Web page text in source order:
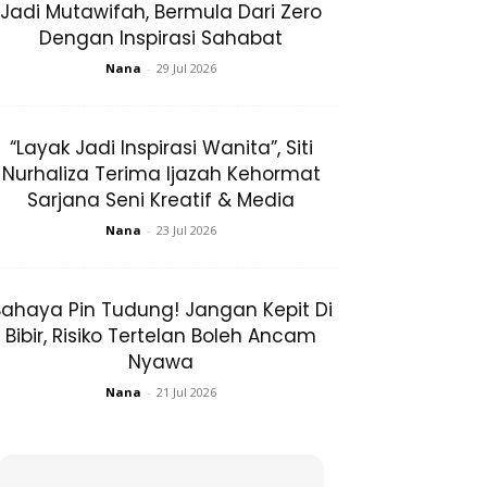
Jadi Mutawifah, Bermula Dari Zero
Dengan Inspirasi Sahabat
Nana - 29 Jul 2026
“Layak Jadi Inspirasi Wanita”, Siti
Nurhaliza Terima Ijazah Kehormat
Sarjana Seni Kreatif & Media
Nana - 23 Jul 2026
Pin Tudung! Jangan Kepit Di
Bibir, Risiko Tertelan Boleh Ancam
Nyawa
Nana - 21 Jul 2026